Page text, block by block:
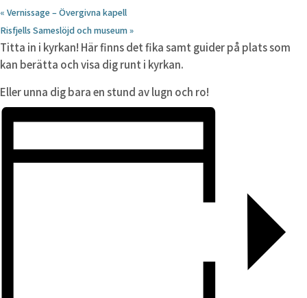
« Vernissage – Övergivna kapell
Risfjells Sameslöjd och museum»
Titta in i kyrkan! Här finns det fika samt guider på plats som
kan berätta och visa dig runt i kyrkan.
Eller unna dig bara en stund av lugn och ro!